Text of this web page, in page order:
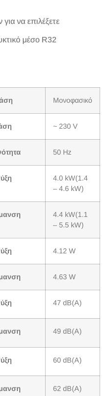
να επιλέξετε
μέσο R32
Μονοφασικό
~ 230 V
50 Hz
4.0 kW(1.4
– 4.6 kW)
4.4 kW(1.1
– 5.5 kW)
4.12 W
4.63 W
47 dB(A)
49 dB(A)
60 dB(A)
62 dB(A)